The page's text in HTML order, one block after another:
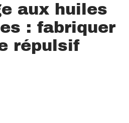
aux huiles
: fabriquer
répulsif